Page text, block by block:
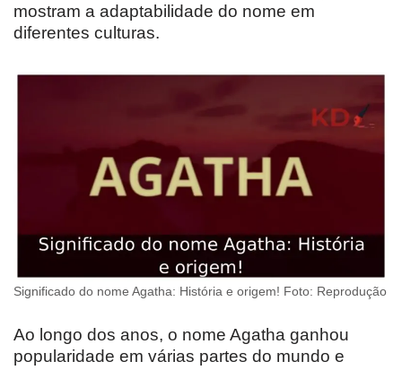
mostram a adaptabilidade do nome em
diferentes culturas.
Significado do nome Agatha: História e origem! Foto: Reprodução
Ao longo dos anos, o nome Agatha ganhou
popularidade em várias partes do mundo e